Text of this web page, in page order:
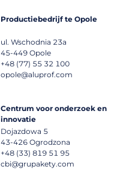
Productiebedrijf te Opole
ul. Wschodnia 23a
45-449 Opole
+48 (77) 55 32 100
opole@aluprof.com
Centrum voor onderzoek en
innovatie
Dojazdowa 5
43-426 Ogrodzona
+48 (33) 819 51 95
cbi@grupakety.com